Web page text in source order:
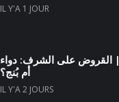
IL Y'A 1 JOUR
أكسبراس #124 | القروض على الشرف: دواء
أم بُنج؟
IL Y'A 2 JOURS